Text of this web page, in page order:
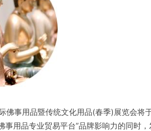
佛事用品暨传统文化用品(春季)展览会
事用品专业贸易平台”品牌影响力的同时